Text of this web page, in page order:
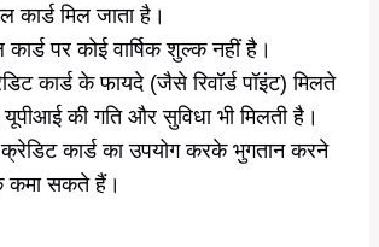
कार्ड मिल जाता है।
पर कोई वार्षिक शुल्क नहीं है।
कार्ड के फायदे (जैसे रिवॉर्ड पॉइंट) मिलते
की गति और सुविधा भी मिलती है।
कार्ड का उपयोग करके भुगतान करने
कमा सकते हैं।